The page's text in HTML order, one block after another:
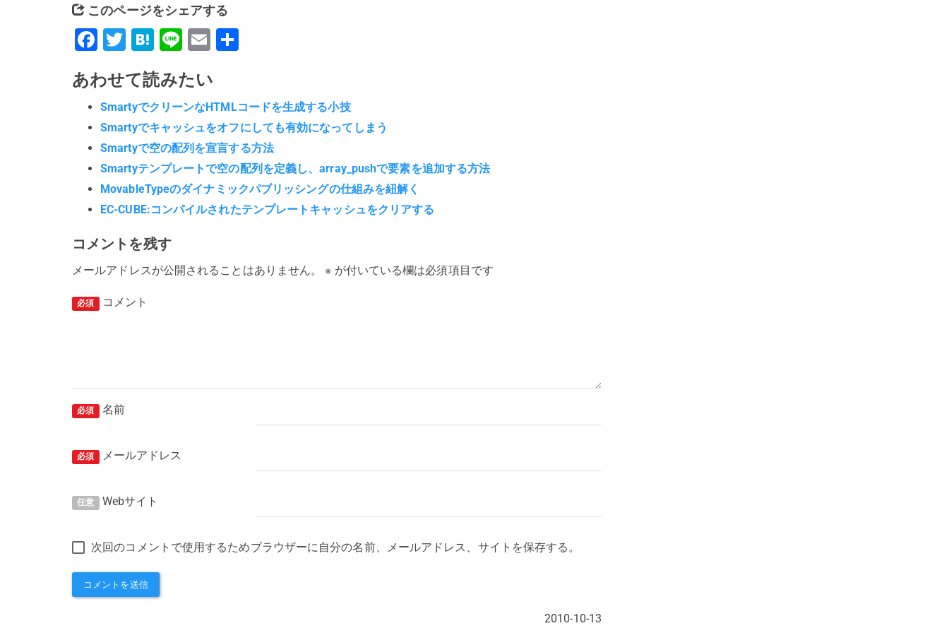
このページをシェアする
Facebook
Twitter
Hatena
LineEmail
あわせて読みたい
SmartyでクリーンなHTMLコードを生成する小技
Smartyでキャッシュをオフにしても有効になってしまう
Smartyで空の配列を宣言する方法
Smartyテンプレートで空の配列を定義し、array_pushで要素を追加する方法
MovableTypeのダイナミックパブリッシングの仕組みを紐解く
EC-CUBE:コンパイルされたテンプレートキャッシュをクリアする
コメントを残す
メールアドレスが公開されることはありません。 ※ が付いている欄は必須項目です
必須 コメント
必須 名前
必須 メールアドレス
任意 Webサイト
次回のコメントで使用するためブラウザーに自分の名前、メールアドレス、サイトを保存する。
2010-10-13